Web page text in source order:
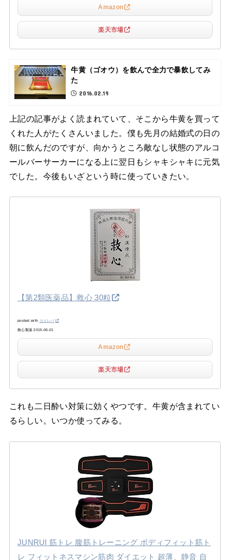
Amazon
楽天市場
牛黄（ゴオウ）を飲んで全力で暴飲してみ
た
2016.02.19
上記の記事がよく読まれていて、そこから牛黄を買って
くれた人がたくさんいました。僕も先月の結婚式の日の
朝に飲んだのですが、向かうところ敵なし状態のアルコ
ールバーサーカーになる上に翌日もシャキシャキに元気
でした。今後もいざという時に使っていきたい。
【第2類医薬品】救心 30粒
posted with カエレバ
救心製薬 2015-06-01
Amazon
楽天市場
これも二日酔い対策に効くやつです。牛黄が含まれてい
るらしい。いつか使ってみる。
JUNRUI 筋トレ 腹筋トレーニング ボディフィット筋ト
レ フィットネスマシン筋肉 ダイエット 超薄、静音 自